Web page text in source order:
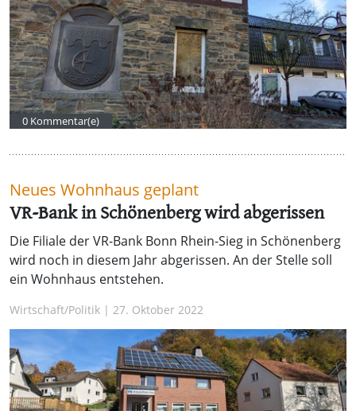
0 Kommentar(e)
Neues Wohnhaus geplant
VR-Bank in Schönenberg wird abgerissen
Die Filiale der VR-Bank Bonn Rhein-Sieg in Schönenberg
wird noch in diesem Jahr abgerissen. An der Stelle soll
ein Wohnhaus entstehen.
Wirtschaft/Politik | 27. Oktober 2022